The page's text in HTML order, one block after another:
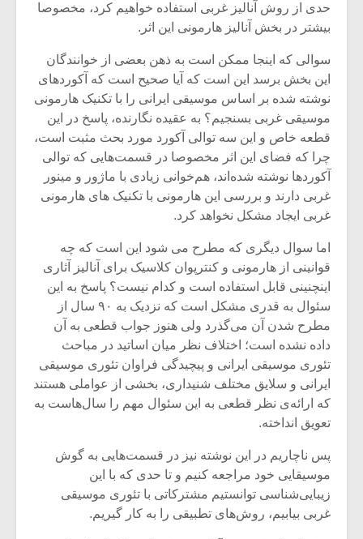
حدی از روش آنالیز غربی استفاده خواهیم کرد، مخصوصا
بیشتر در بخش آنالیز هارمونی این اثر.
سوالی که اینجا ممکن است به ذهن بعضی از خوانندگان
این بخش برسد این است که آیا صحیح است که آکوردهای
نوشته شده بر اساس موسیقی ایرانی را با تکنیک هارمونی
موسیقی غربی بسنجیم؟ به عقیده نگارنده، پاسخ در این
قطعه خاص و این سه توالی آکورد مورد بحث مثبت است،
چرا که فضای این اثر مخصوصا در قسمت‌هایی که توالی
آکوردها نوشته شده‌اند، هم‌خوانی زیادی با ماژور و مینور
غربی دارند و بررسی این هارمونی با تکنیک های هارمونی
غربی ایجاد مشکل نخواهد کرد.
اما سوال دیگری که مطرح می شود این است که چه
قوانینی از هارمونی و کنترپوان کلاسیک برای آنالیز آثاری
اینچنینی قابل استفاده است و کدام نیست؟ پاسخ به این
سئوال به قدری مشکل است که نزدیک به ۹۰ سال از
مطرح شدن آن می‌گذرد ولی هنوز جواب قطعی به آن
داده نشده است؛ اختلاف نظر میان اساتید در مباحث
تئوری موسیقی ایرانی و پیچیدگی فراوان تئوری موسیقی
ایرانی و سلایق مختلف شنیداری، بخشی از عواملی هستند
که ارائه‌ی نظر قطعی به این سئوال مهم را سال‌هاست به
تعویق انداخته‌.
پس ناچاریم در این نوشته نیز در قسمت‌هایی به گوش
موسیقایی خود مراجعه کنیم و تا حدی که با این
زیبایی‌شناسی توانستیم مشترکاتی با تئوری موسیقی
غربی بیابیم، روش‌های تطبیقی را به کار گیریم.
میکلوش روژا
یادداشتی بر موسیقی
متن فیلم «متری
شیش و نیم»
اگر نمی توانی
مشهورترین باشی،
بدنام ترین باش
موریس ژار
دوره
موسیقی
برگزار
سکانسی
موسیقی